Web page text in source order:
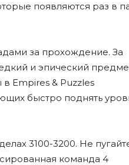
появляются раз в
за прохождение. За
и эпический
Empires & Puzzles
быстро поднять
3100-3200. Не
команда 4